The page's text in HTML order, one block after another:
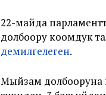
22-майда
долбоору коомдук
демилгелеген.
Мыйзам долбооруна